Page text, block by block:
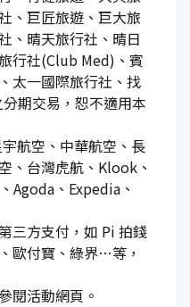
、巨匠旅遊、巨大旅
、晴天旅行社、晴日
行社(Club Med)、賓
太一國際旅行社、找
期交易，恕不適用本
航空、中華航空、長
、台灣虎航、Klook、
Agoda、Expedia、
三方支付，如 Pi 拍錢
歐付寶、綠界…等，
閱活動網頁。